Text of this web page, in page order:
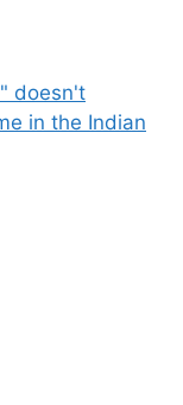
doesn't
in the Indian